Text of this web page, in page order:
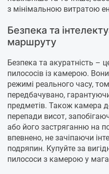
з мінімальною витратою
Безпека та
маршруту
Безпека та акуратність –
пилососів із камерою.
режимі реального часу,
передбачувано,
предметів. Також камера
перепади висот,
або його застряганню на
впевнено, не зачіпаючи
подряпин. Купуйте за
пилососи з камерою у